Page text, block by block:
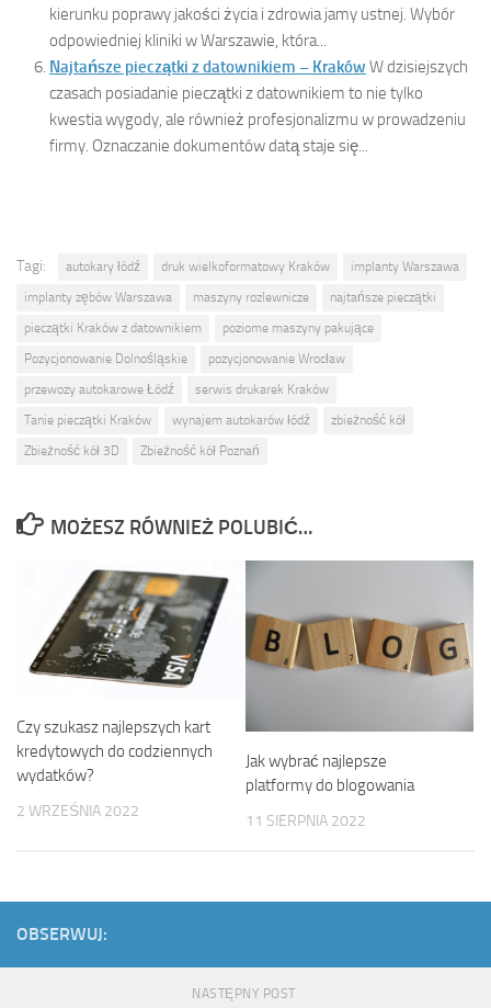
kierunku poprawy jakości życia i zdrowia jamy ustnej. Wybór
odpowiedniej kliniki w Warszawie, która...
Najtańsze pieczątki z datownikiem – Kraków W dzisiejszych
czasach posiadanie pieczątki z datownikiem to nie tylko
kwestia wygody, ale również profesjonalizmu w prowadzeniu
firmy. Oznaczanie dokumentów datą staje się...
Tagi: autokary łódź druk wielkoformatowy Kraków
implanty Warszawa
implanty zębów Warszawa
maszyny rozlewnicze
najtańsze pieczątki
pieczątki Kraków z datownikiem
poziome maszyny pakujące
Pozycjonowanie Dolnośląskie
pozycjonowanie Wrocław
przewozy autokarowe Łódź
serwis drukarek Kraków
Tanie pieczątki Kraków
wynajem autokarów łódź
zbieżność kół
Zbieżność kół 3D
Zbieżność kół Poznań
MOŻESZ RÓWNIEŻ POLUBIĆ…
Czy szukasz najlepszych kart
kredytowych do codziennych
wydatków?
2 WRZEŚNIA 2022
Jak wybrać najlepsze
platformy do blogowania
11 SIERPNIA 2022
OBSERWUJ:
NASTĘPNY POST